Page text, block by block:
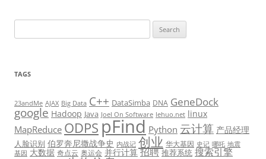
for:
TAGS
23andMe AJAX Big Data C++ DataSimba DNA GeneDock
google Hadoop Java Joel On Software lehuo.net linux
MapReduce ODPS pFind Python 云计算 产品经理
人脸识别 伯罗奔尼撒战争史 内战记 创业 华大基因 史记 哪吒 地震
基因 大数据 奇点云 奥运会 并行计算 招聘 推荐系统 搜索引擎